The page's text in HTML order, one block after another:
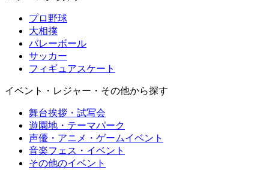
プロ野球
大相撲
バレーボール
サッカー
フィギュアスケート
イベント・レジャー・その他から探す
舞台挨拶・試写会
遊園地・テーマパーク
声優・アニメ・ゲームイベント
音楽フェス・イベント
その他のイベント